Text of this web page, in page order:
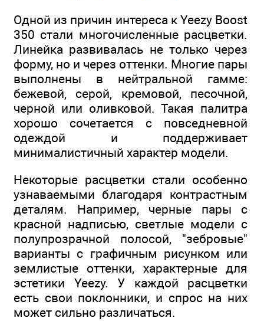
Одной из причин интереса к Yeezy Boost
350 стали многочисленные расцветки.
Линейка развивалась не только через
форму, но и через оттенки. Многие пары
выполнены в нейтральной гамме:
бежевой, серой, кремовой, песочной,
черной или оливковой. Такая палитра
хорошо сочетается с повседневной
одеждой и поддерживает
минималистичный характер модели.
Некоторые расцветки стали особенно
узнаваемыми благодаря контрастным
деталям. Например, черные пары с
красной надписью, светлые модели с
полупрозрачной полосой, "зебровые"
варианты с графичным рисунком или
землистые оттенки, характерные для
эстетики Yeezy. У каждой расцветки
есть свои поклонники, и спрос на них
может сильно различаться.